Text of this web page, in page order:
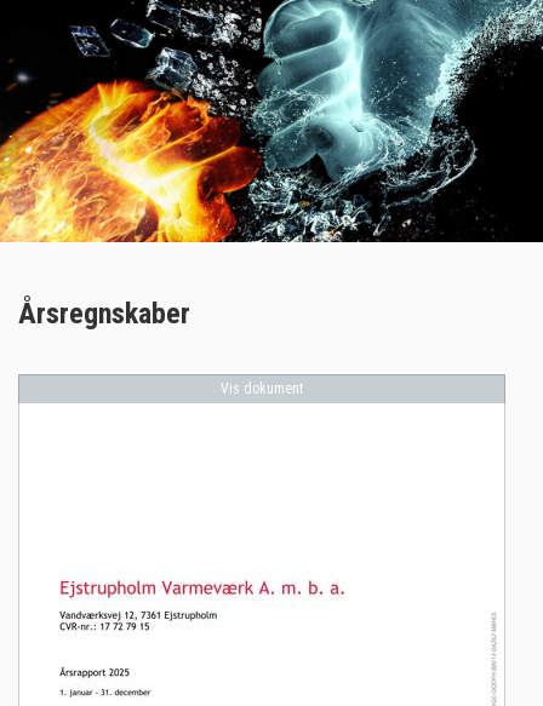
Årsregnskaber
Vis dokument